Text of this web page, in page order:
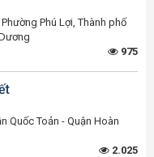
Phú Lợi, Thành phố
975
Quốc Toản - Quận Hoàn
2.025